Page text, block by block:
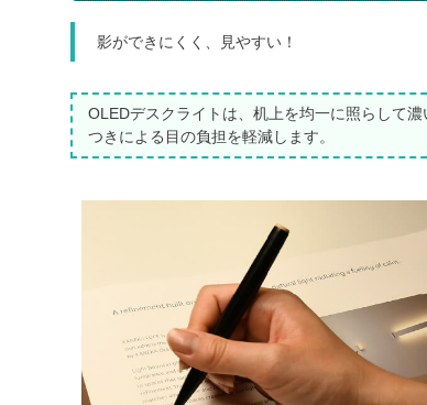
影ができにくく、見やすい！
OLEDデスクライトは、机上を均一に照らして
つきによる目の負担を軽減します。